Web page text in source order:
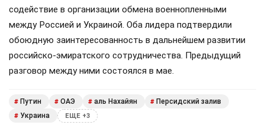
содействие в организации обмена военнопленными
между Россией и Украиной. Оба лидера подтвердили
обоюдную заинтересованность в дальнейшем развитии
российско-эмиратского сотрудничества. Предыдущий
разговор между ними состоялся в мае.
# Путин # ОАЭ # аль Нахайян # Персидский залив
# Украина ЕЩЕ +3